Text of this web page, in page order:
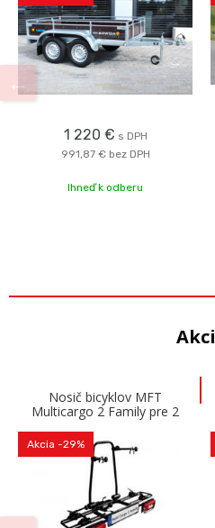
1 220 € s DPH
991,87 € bez DPH
Ihneď k odberu
Nosič bicyklov MFT
Multicargo 2 Family pre 2
bicykle na ťažné zariadenie
Akcia -29%